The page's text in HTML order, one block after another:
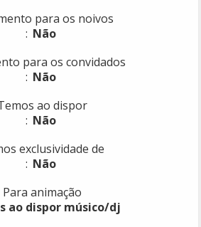
para os noivos
Não
para os convidados
Não
ao dispor
Não
exclusividade de
Não
Para animação
ao dispor músico/dj